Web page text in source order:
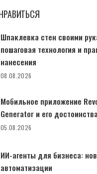
Шпаклевка стен своими
пошаговая технология и
нанесения
08.08.2026
Мобильное приложение
Generator и его достоинства
05.08.2026
ИИ-агенты для бизнеса:
автоматизации